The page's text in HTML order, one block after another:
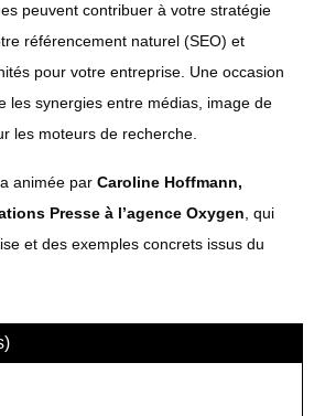
peuvent contribuer à votre stratégie
référencement naturel (SEO) et
pour votre entreprise. Une occasion
les synergies entre médias, image de
les moteurs de recherche.
animée par Caroline Hoffmann,
Presse à l’agence Oxygen , qui
et des exemples concrets issus du